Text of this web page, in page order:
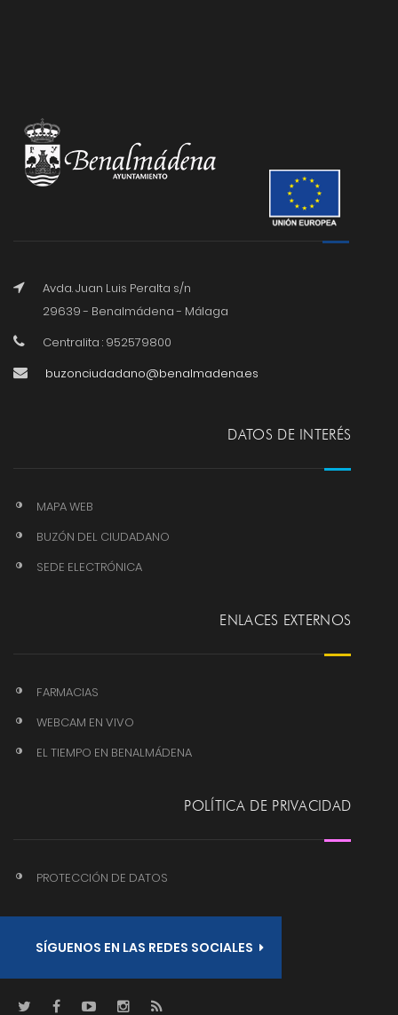
Avda. Juan Luis Peralta s/n
29639 - Benalmádena - Málaga
Centralita : 952579800
buzonciudadano@benalmadena.es
DATOS DE INTERÉS
MAPA WEB
BUZÓN DEL CIUDADANO
SEDE ELECTRÓNICA
ENLACES EXTERNOS
FARMACIAS
WEBCAM EN VIVO
EL TIEMPO EN BENALMÁDENA
POLÍTICA DE PRIVACIDAD
PROTECCIÓN DE DATOS
SÍGUENOS EN LAS REDES SOCIALES